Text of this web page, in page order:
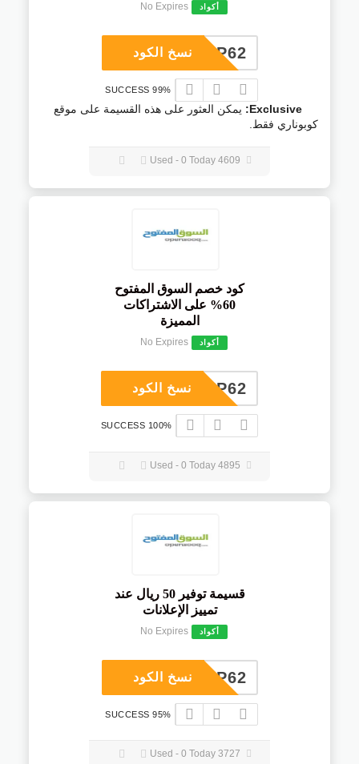
أكواد No Expires
COUP62نسخ الكود
99% SUCCESS
Exclusive:
يمكن العثور على هذه القسيمة على موقع
كوبوناري فقط.
كود خصم السوق المفتوح
60% على الاشتراكات
المميزة
أكواد No Expires
COUP62نسخ الكود
100% SUCCESS
قسيمة توفير 50 ريال عند
تمييز الإعلانات
أكواد No Expires
COUP62نسخ الكود
95% SUCCESS